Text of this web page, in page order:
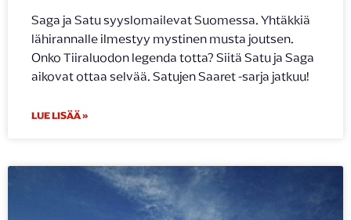
Saga ja Satu syyslomailevat Suomessa. Yhtäkkiä
lähirannalle ilmestyy mystinen musta joutsen.
Onko Tiiraluodon legenda totta? Siitä Satu ja Saga
aikovat ottaa selvää. Satujen Saaret -sarja jatkuu!
LUE LISÄÄ »